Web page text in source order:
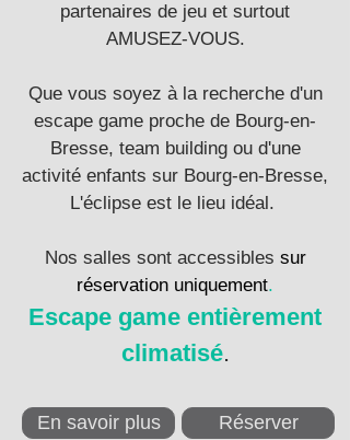
partenaires de jeu et surtout
AMUSEZ-VOUS.
Que vous soyez à la recherche d'un
escape game proche de Bourg-en-
Bresse, team building ou d'une
activité enfants sur Bourg-en-Bresse,
L'éclipse est le lieu idéal.
Nos salles sont accessibles sur
réservation uniquement.
Escape game entièrement
climatisé.
En savoir plus Réserver